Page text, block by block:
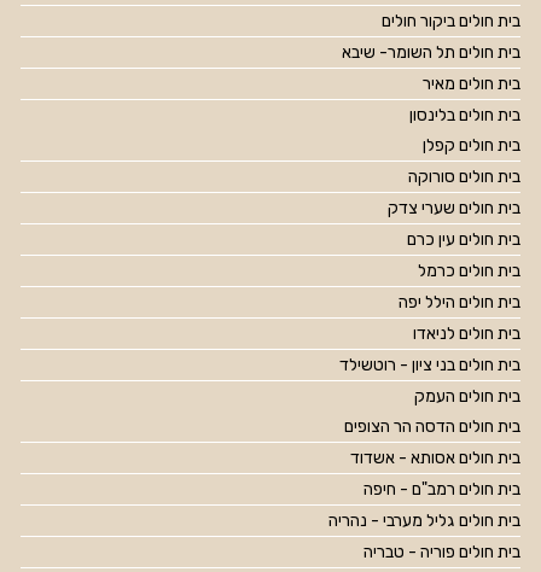
בית חולים ביקור חולים
בית חולים תל השומר- שיבא
בית חולים מאיר
בית חולים בלינסון
בית חולים קפלן
בית חולים סורוקה
בית חולים שערי צדק
בית חולים עין כרם
בית חולים כרמל
בית חולים הילל יפה
בית חולים לניאדו
בית חולים בני ציון - רוטשילד
בית חולים העמק
בית חולים הדסה הר הצופים
בית חולים אסותא - אשדוד
בית חולים רמב"ם - חיפה
בית חולים גליל מערבי - נהריה
בית חולים פוריה - טבריה